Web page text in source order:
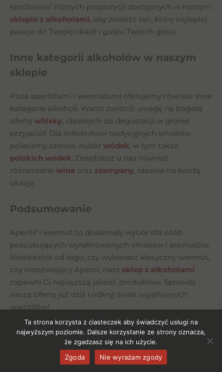
spróbować różnych propozycji dostępnych w naszym
sklepie z alkoholami, aby znaleźć ten, który najlepiej
pasuje do Twojej okazji i gustu Twoich gości.
Inne kategorii alkoholów w naszym
sklepie
Poza aperitifami i wermutami oferujemy również inne
kategorie alkoholi. Warto zwrócić uwagę na bogatą
ofertę whisky, idealnych do degustacji w gronie
przyjaciół. Dla miłośników tradycyjnych smaków
polecamy szeroki wybór wódek, w tym także
polskich wódek. Znajdziesz u nas również
różnorodne wina oraz szampany, idealne na każdą
okazję.
Podsumowanie
Aperitif i wermut to doskonały wybór dla osób
poszukujących wyrafinowanych smaków i aromatów.
Niezależnie od tego, czy wybierasz klasyczny wermut,
czy orzeźwiający Aperol, nasz sklep z alkoholami
zapewni Ci najwyższą jakość produktów. Sprawdź
naszą ofertę już dziś i odkryj świat wyjątkowych
aperitifów!
Zestawy prezentowe
Ta strona korzysta z ciasteczek aby świadczyć usługi na
najwyższym poziomie. Dalsze korzystanie ze strony oznacza,
że zgadzasz się na ich użycie.
Zgoda
Nie wyrażam zgody